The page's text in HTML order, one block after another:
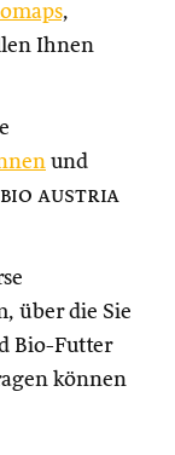
,
Ihnen
und
bio austria
über die Sie
Bio-Futter
können